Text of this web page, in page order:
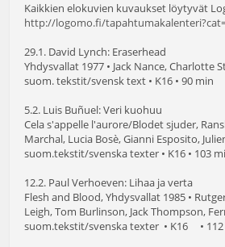
Kaikkien elokuvien kuvaukset löytyvät
http://logomo.fi/
29.1. David Lynch: Eraserhead
Yhdysvallat 1977 • Jack Nance, Charlotte
suom. tekstit/svensk text • K16 • 90 min
5.2. Luis Buñuel: Veri kuohuu
Cela s'appelle l'aurore/Blodet sjuder,
Marchal, Lucia Bosè, Gianni Esposito,
suom.tekstit/svenska texter • K16 • 103
12.2. Paul Verhoeven: Lihaa ja verta
Flesh and Blood, Yhdysvallat 1985 •
Leigh, Tom Burlinson, Jack Thompson,
suom.tekstit/svenska texter • K16 •